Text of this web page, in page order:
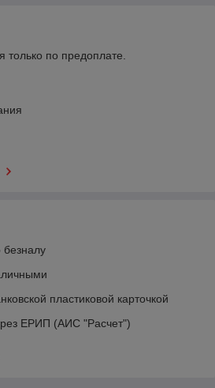
только по предоплате.
пластиковой карточкой
ЕРИП (АИС "Расчет")